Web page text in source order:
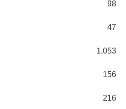
98
47
1,053
156
216